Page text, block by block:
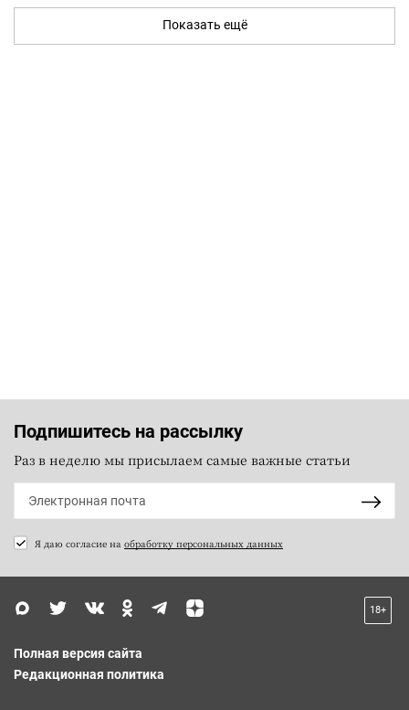
Показать ещё
Подпишитесь на рассылку
Раз в неделю мы присылаем самые важные статьи
Я даю согласие на обработку персональных данных
18+
Полная версия сайта
Редакционная политика